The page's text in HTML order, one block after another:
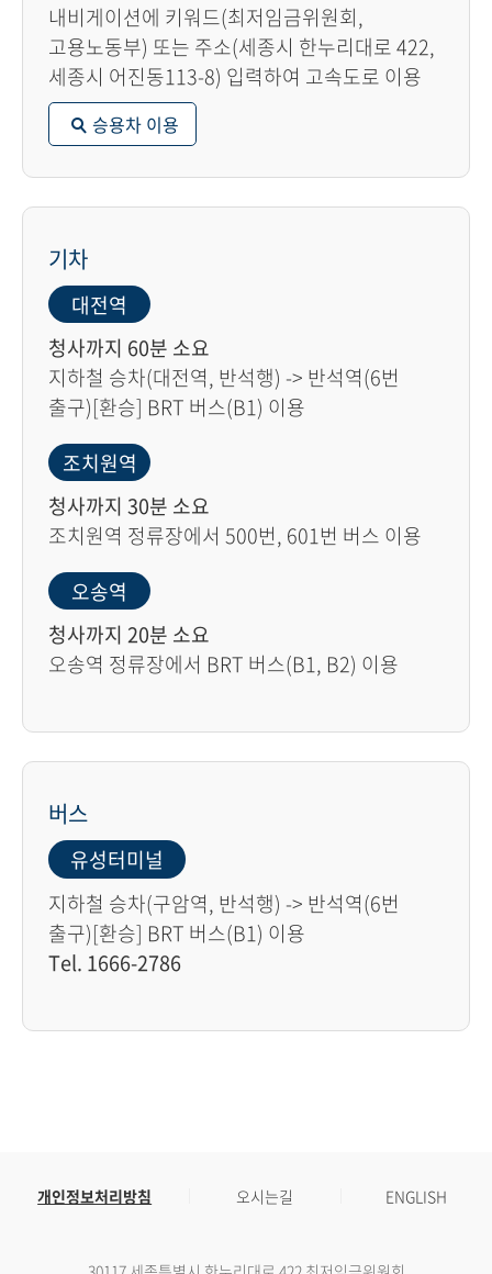
내비게이션에 키워드(최저임금위원회,
고용노동부) 또는 주소(세종시 한누리대로 422,
세종시 어진동113-8) 입력하여 고속도로 이용
승용차 이용
기차
대전역
청사까지 60분 소요
지하철 승차(대전역, 반석행) -> 반석역(6번
출구)[환승] BRT 버스(B1) 이용
조치원역
청사까지 30분 소요
조치원역 정류장에서 500번, 601번 버스 이용
오송역
청사까지 20분 소요
오송역 정류장에서 BRT 버스(B1, B2) 이용
버스
유성터미널
지하철 승차(구암역, 반석행) -> 반석역(6번
출구)[환승] BRT 버스(B1) 이용
Tel. 1666-2786
개인정보처리방침 오시는길 ENGLISH